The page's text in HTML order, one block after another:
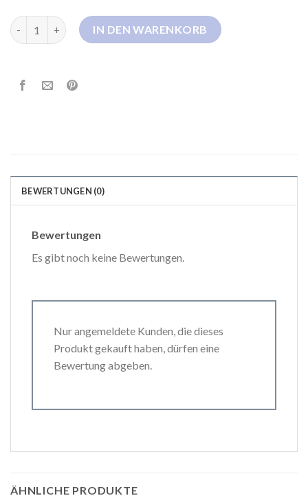
daunen jacken MengeIN DEN WARENKORB
BEWERTUNGEN (0)
Bewertungen
Es gibt noch keine Bewertungen.
Nur angemeldete Kunden, die dieses
Produkt gekauft haben, dürfen eine
Bewertung abgeben.
ÄHNLICHE PRODUKTE